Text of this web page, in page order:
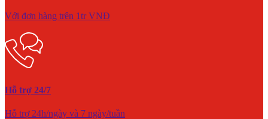
Với đơn hàng trên 1tr VNĐ
Hỗ trợ 24/7
Hỗ trợ 24h/ngày và 7 ngày/tuần